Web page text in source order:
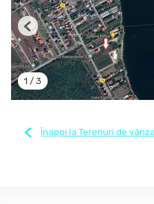
1 / 3
Previous
Înapoi la Terenuri de